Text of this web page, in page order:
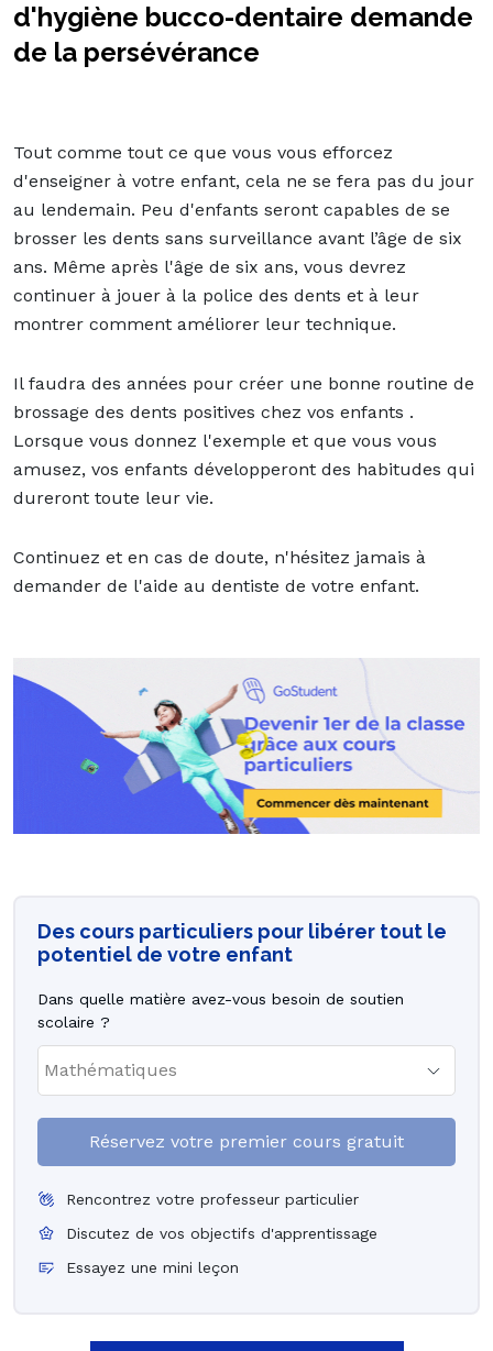
d'hygiène bucco-dentaire demande
de la persévérance
Tout comme tout ce que vous vous efforcez
d'enseigner à votre enfant, cela ne se fera pas du jour
au lendemain. Peu d'enfants seront capables de se
brosser les dents sans surveillance avant l’âge de six
ans. Même après l'âge de six ans, vous devrez
continuer à jouer à la police des dents et à leur
montrer comment améliorer leur technique.
Il faudra des années pour créer une bonne routine de
brossage des dents positives chez vos enfants .
Lorsque vous donnez l'exemple et que vous vous
amusez, vos enfants développeront des habitudes qui
dureront toute leur vie.
Continuez et en cas de doute, n'hésitez jamais à
demander de l'aide au dentiste de votre enfant.
Des cours particuliers pour libérer tout le
potentiel de votre enfant
Dans quelle matière avez-vous besoin de soutien
scolaire ?
Réservez votre premier cours gratuit
Rencontrez votre professeur particulier
Discutez de vos objectifs d'apprentissage
Essayez une mini leçon